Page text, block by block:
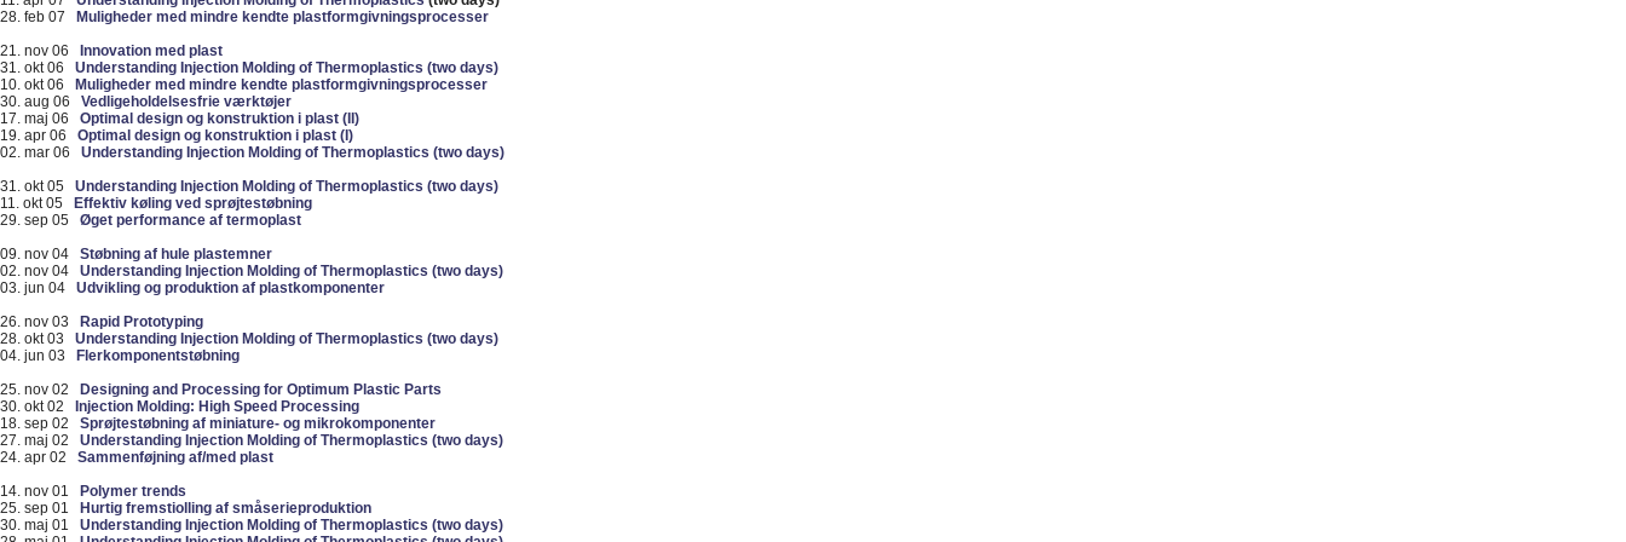
28. feb 07
Muligheder med mindre kendte plastformgivningsprocesser
21. nov 06
Innovation med plast
31. okt 06 Understanding Injection Molding of Thermoplastics (two days)
10. okt 06
Muligheder med mindre kendte plastformgivningsprocesser
30. aug 06 Vedligeholdelsesfrie værktøjer
17. maj 06 Optimal design og konstruktion i plast (II)
19. apr 06 Optimal design og konstruktion i plast (I)
02. mar 06 Understanding Injection Molding of Thermoplastics (two days)
31. okt 05 Understanding Injection Molding of Thermoplastics (two days)
11. okt 05
Effektiv køling ved sprøjtestøbning
29. sep 05 Øget performance af termoplast
09. nov 04 Støbning af hule plastemner
02. nov 04 Understanding Injection Molding of Thermoplastics (two days)
03. jun 04 Udvikling og produktion af plastkomponenter
26. nov 03
Rapid Prototyping
28. okt 03 Understanding Injection Molding of Thermoplastics (two days)
04. jun 03
Flerkomponentstøbning
25. nov 02
Designing and Processing for Optimum Plastic Parts
30. okt 02
Injection Molding: High Speed Processing
18. sep 02 Sprøjtestøbning af miniature- og mikrokomponenter
27. maj 02 Understanding Injection Molding of Thermoplastics (two days)
24. apr 02 Sammenføjning af/med plast
14. nov 01
Polymer trends
25. sep 01
Hurtig fremstiolling af småserieproduktion
30. maj 01 Understanding Injection Molding of Thermoplastics (two days)